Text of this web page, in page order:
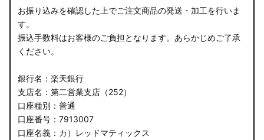
JH1/2 N-WGN
RT5/6 RW1/2 CR-V
RU3/4 ヴェゼル
JW5 S660
お振り込みを確認した上でご注文商品の発送・加工を行いま
す。
振込手数料はお客様のご負担となります。あらかじめご了承
ください。
銀行名：楽天銀行
支店名：第二営業支店（252）
口座種別：普通
口座番号：7913007
口座名義：カ）レッドマティックス